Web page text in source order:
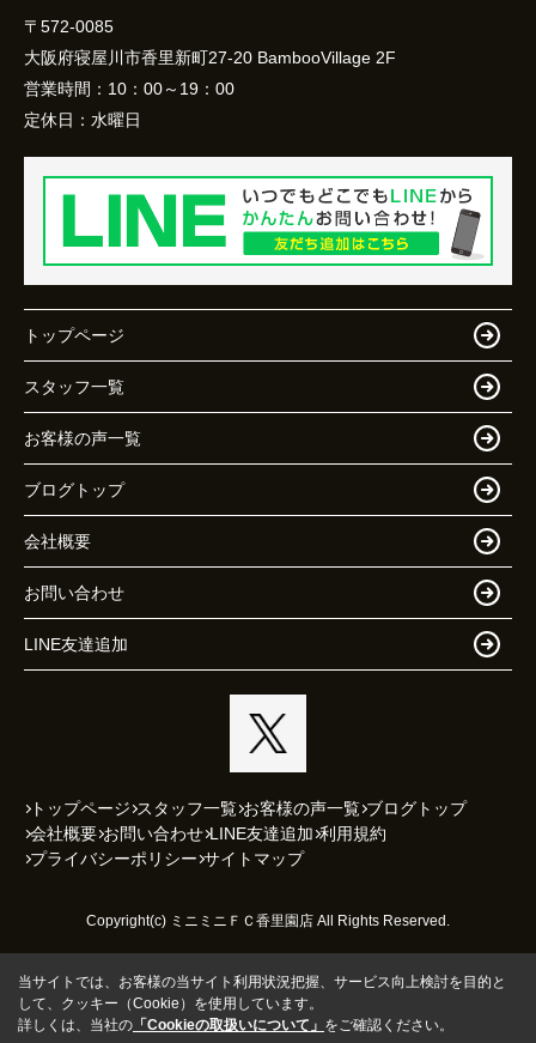
〒572-0085
大阪府寝屋川市香里新町27-20 BambooVillage 2F
営業時間： 10：00～19：00
定休日： 水曜日
トップページ
スタッフ一覧
お客様の声一覧
ブログトップ
会社概要
お問い合わせ
LINE友達追加
トップページ スタッフ一覧 お客様の声一覧 ブログトップ
会社概要 お問い合わせ LINE友達追加 利用規約
プライバシーポリシー サイトマップ
Copyright(c) ミニミニＦＣ香里園店 All Rights Reserved.
当サイトでは、お客様の当サイト利用状況把握、サービス向上検討を目的と
して、クッキー（Cookie）を使用しています。
詳しくは、当社の 「Cookieの取扱いについて」 をご確認ください。